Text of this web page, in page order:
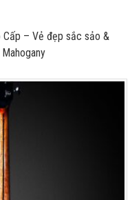
Cấp – Vẻ đẹp sắc sảo &